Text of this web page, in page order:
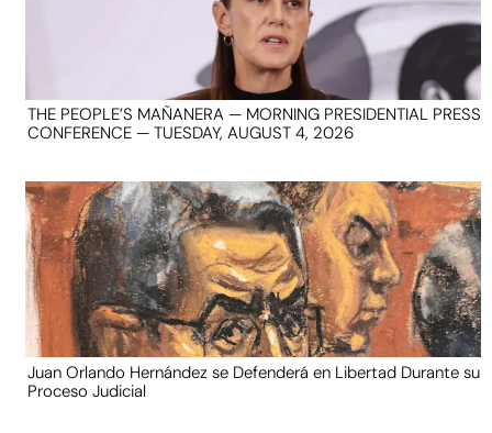
THE PEOPLE’S MAÑANERA — MORNING PRESIDENTIAL PRESS
CONFERENCE — TUESDAY, AUGUST 4, 2026
Juan Orlando Hernández se Defenderá en Libertad Durante su
Proceso Judicial